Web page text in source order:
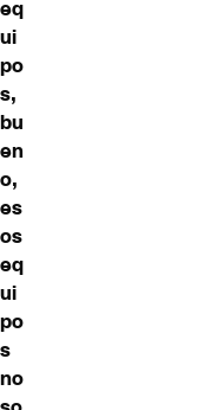
eq
ui
po
s,
bu
en
o,
es
os
eq
ui
po
s
no